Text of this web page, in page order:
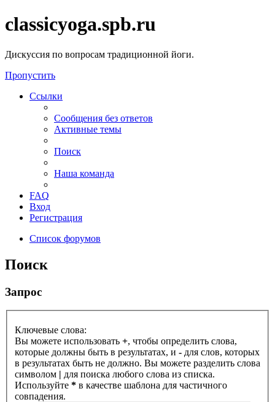
classicyoga.spb.ru
Дискуссия по вопросам традиционной йоги.
Пропустить
Ссылки
Сообщения без ответов
Активные темы
Поиск
Наша команда
FAQ
Вход
Регистрация
Список форумов
Поиск
Запрос
Ключевые слова:
Вы можете использовать +, чтобы определить слова,
которые должны быть в результатах, и - для слов, которых
в результатах быть не должно. Вы можете разделить слова
символом | для поиска любого слова из списка.
Используйте * в качестве шаблона для частичного
совпадения.